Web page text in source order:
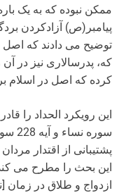
ممکن نبوده که به یک
پیامبر(ص) آزادکردن
توضیح می دادند که اصل
که، پدرسالاری نیز در
کرده که اصل در اسلام
این بحث را مطرح می
ازدواج و طلاق در زمان